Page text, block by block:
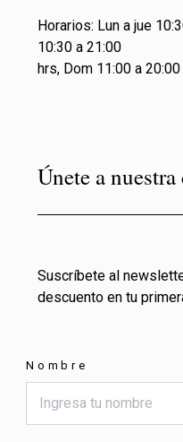
Horarios: Lun a jue
10:30 a 21:00
hrs, Dom 11:00 a 20:00
Únete a
Suscríbete al
descuento en tu
Nombre